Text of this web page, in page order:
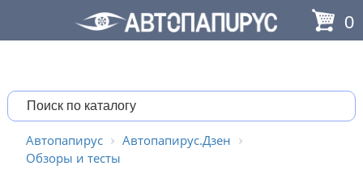
0
Автопапирус
Автопапирус.Дзен
Обзоры и тесты